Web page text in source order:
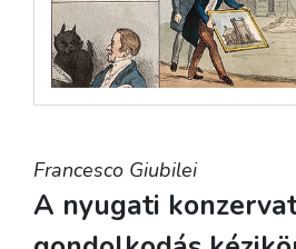
Francesco Giubilei
A nyugati